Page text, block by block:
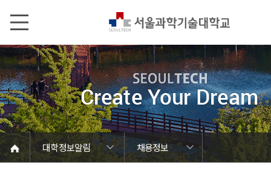
대학정보알림
채용정보
대학정보알림
정보공개
정보서비스안내
온라인민원센터
청렴행정
갑질신고센터
유실물 센터
SEOULTECH광장
대학공지사항
학사공지
장학공지
대학원공지
취업공지
대학입찰
채용정보
공모/외부행사
등록금심의위원회
코로나바이러스19 대응안내
재정위원회